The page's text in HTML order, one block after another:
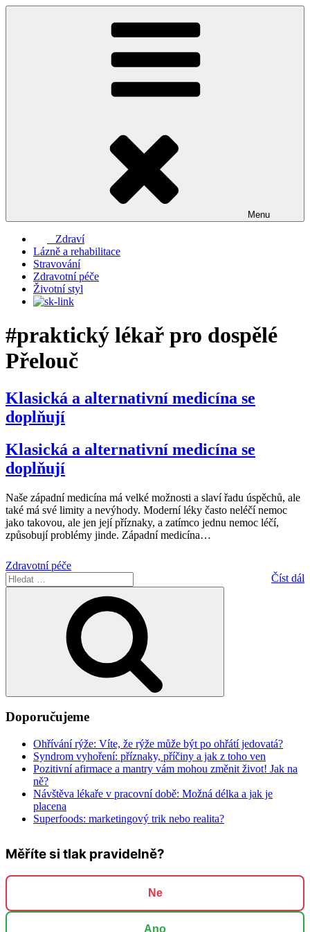
Přejít
Menu
Zdraví
Lázně a rehabilitace
Stravování
Zdravotní péče
Životní styl
#praktický lékař pro dospělé
Přelouč
Klasická a alternativní medicína se
doplňují
Klasická a alternativní medicína se
doplňují
Naše západní medicína má velké možnosti a slaví řadu úspěchů, ale
také má své limity a nevýhody. Moderní léky často neléčí nemoc
jako takovou, ale jen její příznaky, a zatímco jednu nemoc léčí,
způsobují problémy jinde. Západní medicína…
Zdravotní péče
Číst dál
Hledat:
Doporučujeme
Ohřívání rýže: Víte, že rýže může být po ohřátí jedovatá?
Syndrom vyhoření: příznaky, příčiny a jak z toho ven
Pozitivní afirmace a mantry vám mohou změnit život! Jak na
ně?
Návštěva lékaře v pracovní době: Možná délka a jak je
placena
Superfoods: marketingový trik nebo realita?
Měříte si tlak pravidelně?
Ne
Ano